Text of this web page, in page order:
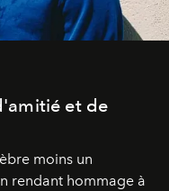
et de
moins un
rendant hommage à